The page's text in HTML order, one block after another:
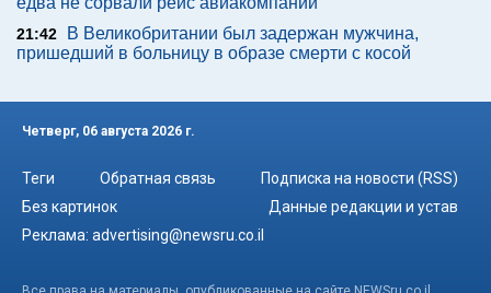
21:42
В Великобритании был задержан мужчина,
пришедший в больницу в образе смерти с косой
Четверг, 06 августа 2026 г.
Теги Обратная связь
Подписка на новости (RSS)
Без картинок
Данные редакции и устав
Реклама: advertising@newsru.co.il